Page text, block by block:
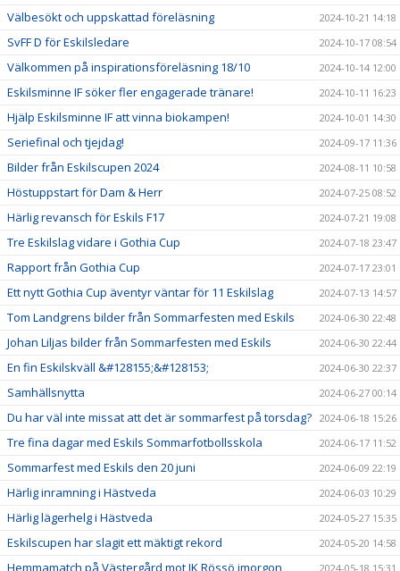
Välbesökt och uppskattad föreläsning 2024-10-21 14:18
SvFF D för Eskilsledare 2024-10-17 08:54
Välkommen på inspirationsföreläsning 18/10 2024-10-14 12:00
Eskilsminne IF söker fler engagerade tränare! 2024-10-11 16:23
Hjälp Eskilsminne IF att vinna biokampen! 2024-10-01 14:30
Seriefinal och tjejdag! 2024-09-17 11:36
Bilder från Eskilscupen 2024 2024-08-11 10:58
Höstuppstart för Dam & Herr 2024-07-25 08:52
Härlig revansch för Eskils F17 2024-07-21 19:08
Tre Eskilslag vidare i Gothia Cup 2024-07-18 23:47
Rapport från Gothia Cup 2024-07-17 23:01
Ett nytt Gothia Cup äventyr väntar för 11 Eskilslag 2024-07-13 14:57
Tom Landgrens bilder från Sommarfesten med Eskils 2024-06-30 22:48
Johan Liljas bilder från Sommarfesten med Eskils 2024-06-30 22:44
En fin Eskilskväll &#128155;&#128153; 2024-06-30 22:37
Samhällsnytta 2024-06-27 00:14
Du har väl inte missat att det är sommarfest på torsdag? 2024-06-18 15:26
Tre fina dagar med Eskils Sommarfotbollsskola 2024-06-17 11:52
Sommarfest med Eskils den 20 juni 2024-06-09 22:19
Härlig inramning i Hästveda 2024-06-03 10:29
Härlig lägerhelg i Hästveda 2024-05-27 15:35
Eskilscupen har slagit ett mäktigt rekord 2024-05-20 14:58
Hemmamatch på Västergård mot IK Rössö imorgon 2024-05-18 15:31